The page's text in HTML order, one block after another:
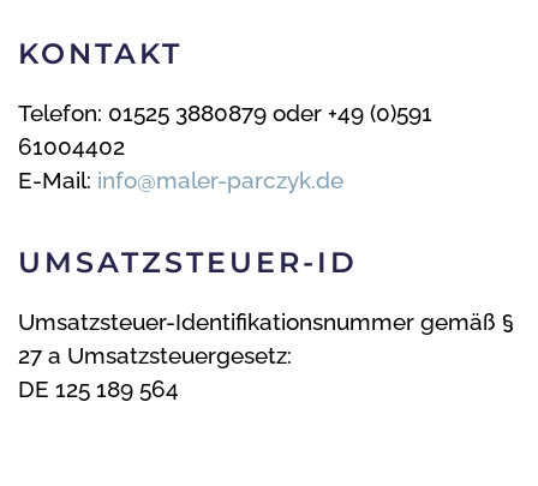
KONTAKT
Telefon: 01525 3880879 oder +49 (0)591
61004402
E-Mail: info@maler-parczyk.de
UMSATZSTEUER-ID
Umsatzsteuer-Identifikationsnummer gemäß §
27 a Umsatzsteuergesetz:
DE 125 189 564